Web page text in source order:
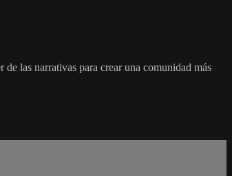
las narrativas para crear una comunidad más